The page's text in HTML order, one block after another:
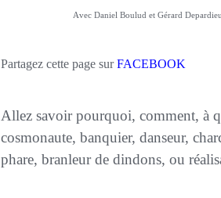
Avec Daniel Boulud et Gérard
Partagez cette page surFACEBOOK
Allez savoir pourquoi, comment, à
cosmonaute, banquier, danseur,
phare, branleur de dindons, ou